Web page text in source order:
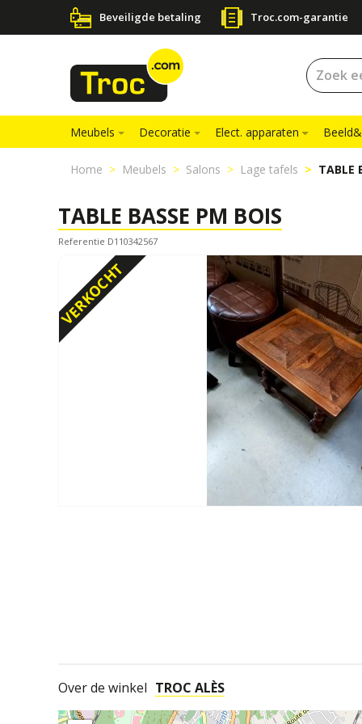
Beveiligde betaling Troc.com-garantie
Meubels Decoratie Elect. apparaten
Home Meubels Salons Lage tafels TABLE
TABLE BASSE PM BOIS
Referentie D110342567
VERKOCHT
Over de winkel TROC ALÈS